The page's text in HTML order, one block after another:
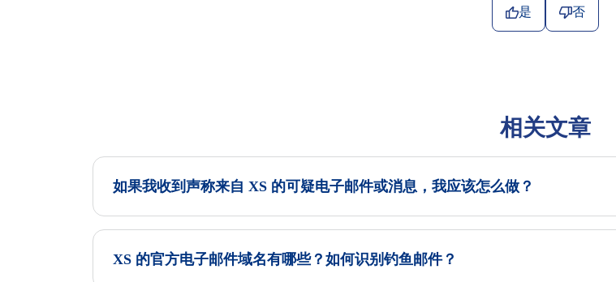
是 否
相关文章
如果我收到声称来自 XS 的可疑电子邮件或消息，我应该怎么做？
XS 的官方电子邮件域名有哪些？如何识别钓鱼邮件？